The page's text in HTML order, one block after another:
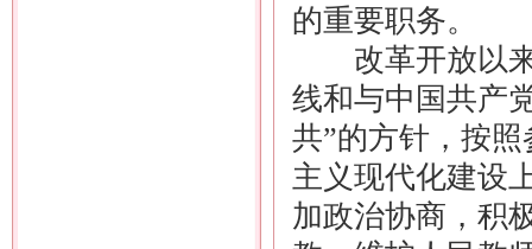
的重要职务。
改革开放以来
线和与中国共产
共”的方针，按
主义现代化建设
加政治协商，积